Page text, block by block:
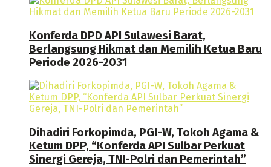
Konferda DPD API Sulawesi Barat,
Berlangsung Hikmat dan Memilih Ketua Baru
Periode 2026-2031
Dihadiri Forkopimda, PGI-W, Tokoh Agama &
Ketum DPP, “Konferda API Sulbar Perkuat
Sinergi Gereja, TNI-Polri dan Pemerintah”